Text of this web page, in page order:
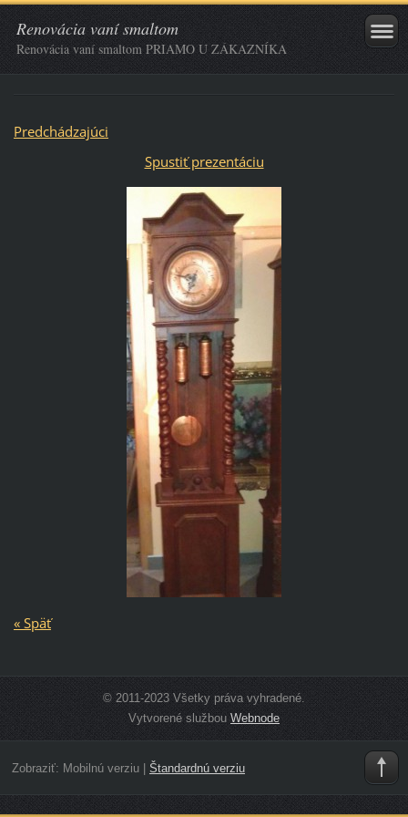
Renovácia vaní smaltom
Renovácia vaní smaltom PRIAMO U ZÁKAZNÍKA
Predchádzajúci
Spustiť prezentáciu
« Späť
© 2011-2023 Všetky práva vyhradené.
Vytvorené službouWebnode
Zobraziť: Mobilnú verziu| Štandardnú verziu